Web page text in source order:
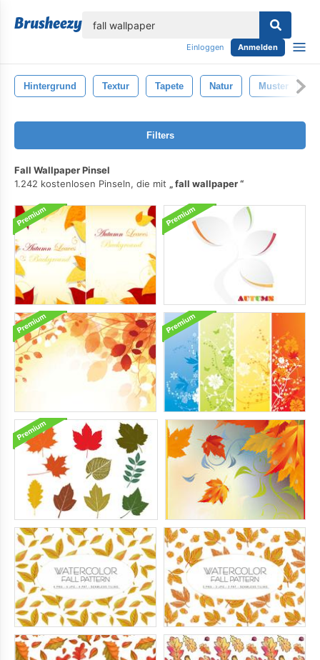
Einloggen Anmelden
Hintergrund Textur Tapete Natur Muster
Filters
Fall Wallpaper Pinsel
1.242 kostenlosen Pinseln, die mit
fall wallpaper